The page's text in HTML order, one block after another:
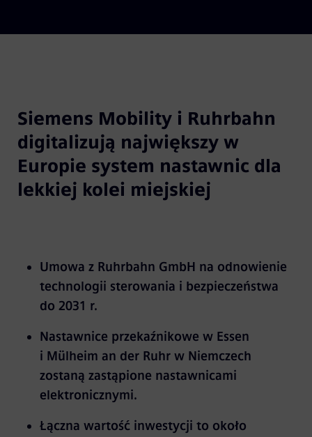
Siemens Mobility i Ruhrbahn
digitalizują największy w
Europie system nastawnic dla
lekkiej kolei miejskiej
Umowa z Ruhrbahn GmbH na odnowienie
technologii sterowania i bezpieczeństwa
do 2031 r.
Nastawnice przekaźnikowe w Essen
i Mülheim an der Ruhr w Niemczech
zostaną zastąpione nastawnicami
elektronicznymi.
Łączna wartość inwestycji to około